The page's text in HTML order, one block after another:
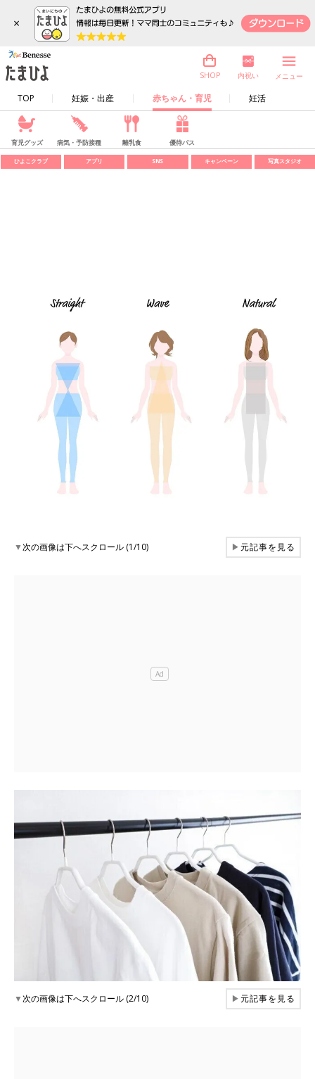
×
TOP 妊娠・出産 赤ちゃん・育児 妊活
SHOP 内祝い メニュー
育児グッズ 病気・予防接種 離乳食 優待パス
ひよこクラブ アプリ SNS キャンペーン 写真スタジオ
▼次の画像は下へスクロール (1/10) ▶元記事を見る
▼次の画像は下へスクロール (2/10) ▶元記事を見る